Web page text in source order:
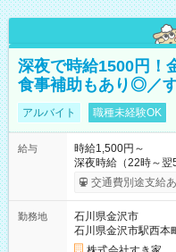
深夜で時給1500円！
食事補助もあり◎／
アルバイト 職種未経験OK
給与
時給1,500円～
深夜時給（22時～翌5時）：1500円
試用期間の長さ：1
試用期間の実態は
同時給）
交通費別途支給
勤務地
石川県金沢市
石川県金沢市駅西本